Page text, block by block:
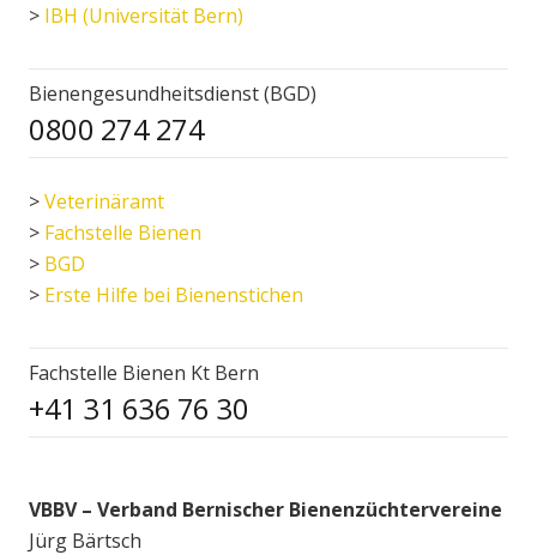
> IBH (Universität Bern)
Bienengesundheitsdienst (BGD)
0800 274 274
>Veterinäramt
> Fachstelle Bienen
> BGD
> Erste Hilfe bei Bienenstichen
Fachstelle Bienen Kt Bern
+41 31 636 76 30
VBBV – Verband Bernischer Bienenzüchtervereine
Jürg Bärtsch